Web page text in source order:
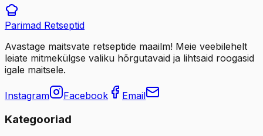
Parimad Retseptid
Avastage maitsvate retseptide maailm! Meie veebilehelt
leiate mitmekülgse valiku hõrgutavaid ja lihtsaid roogasid
igale maitsele.
Instagram Facebook Email
Kategooriad